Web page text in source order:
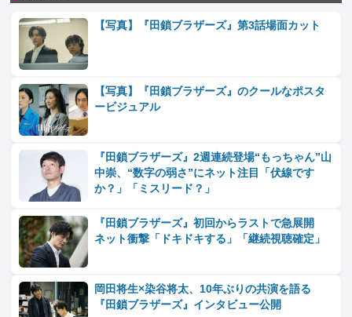
【写真】『田鎖ブラザーズ』第3話場面カット
【写真】『田鎖ブラザーズ』のクールなポスタ
ービジュアル
『田鎖ブラザーズ』2週連続登場“もっちゃん”山
中崇、“数字の弱さ”にネット注目「伏線です
か？」「ミスリード？」
『田鎖ブラザーズ』初回からラストで急展開
ネット衝撃「ドキドキする」「継続視聴確定」
岡田将生×染谷将太、10年ぶりの共演を語る
『田鎖ブラザーズ』インタビュー公開